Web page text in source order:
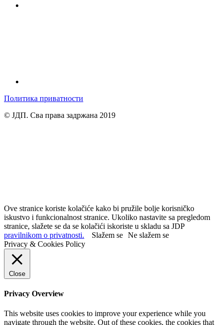
Политика приватности
© ЈДП. Сва права задржана 2019
Ove stranice koriste kolačiće kako bi pružile bolje korisničko
iskustvo i funkcionalnost stranice. Ukoliko nastavite sa pregledom
stranice, slažete se da se kolačići iskoriste u skladu sa JDP
pravilnikom o privatnosti.
Slažem se Ne slažem se
Privacy & Cookies Policy
Close
Privacy Overview
This website uses cookies to improve your experience while you
navigate through the website. Out of these cookies, the cookies that